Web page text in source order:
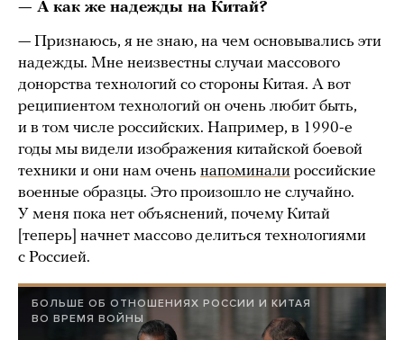
— А как же надежды на Китай?
— Признаюсь, я не знаю, на чем основывались эти
надежды. Мне неизвестны случаи массового
донорства технологий со стороны Китая. А вот
реципиентом технологий он очень любит быть,
и в том числе российских. Например, в 1990-е
годы мы видели изображения китайской боевой
техники и они нам очень напоминали российские
военные образцы. Это произошло не случайно.
У меня пока нет объяснений, почему Китай
[теперь] начнет массово делиться технологиями
с Россией.
БОЛЬШЕ ОБ ОТНОШЕНИЯХ РОССИИ И КИТАЯ
ВО ВРЕМЯ ВОЙНЫ